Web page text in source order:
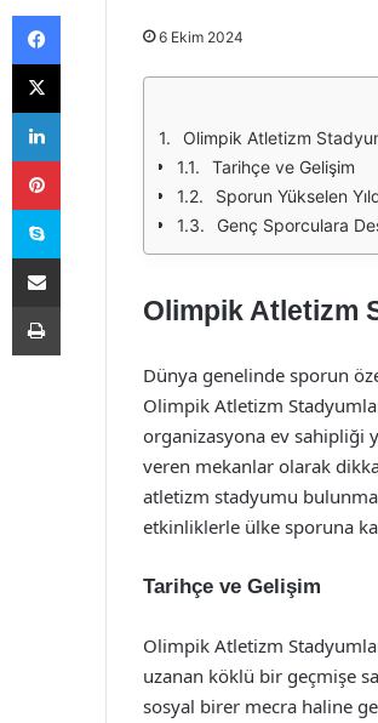
6 Ekim 2024
Olimpik Atletizm
Tarihçe ve Gelişim
Sporun Yükselen
Genç Sporculara
Olimpik Atletizm
Dünya genelinde sporun
Olimpik Atletizm
organizasyona ev sahipliği
veren mekanlar olarak
atletizm stadyumu
etkinliklerle ülke sporuna
Tarihçe ve Gelişim
Olimpik Atletizm
uzanan köklü bir geçmişe
sosyal birer mecra haline
Facebook
X
LinkedIn
Pinterest
Skype
E-Posta ile paylaş